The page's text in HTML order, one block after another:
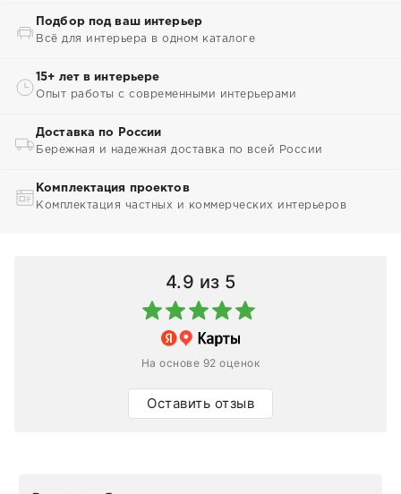
Подбор под ваш интерьер
Всё для интерьера в одном каталоге
15+ лет в интерьере
Опыт работы с современными интерьерами
Доставка по России
Бережная и надежная доставка по всей России
Комплектация проектов
Комплектация частных и коммерческих интерьеров
4.9 из 5
На основе 92 оценок
Оставить отзыв